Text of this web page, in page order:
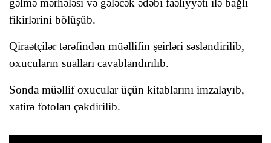
fikirlərini bölüşüb.
Qiraətçilər tərəfindən müəllifin şeirləri səsləndirilib,
oxucuların sualları cavablandırılıb.
Sonda müəllifoxucular üçün kitablarını imzalayıb,
xatirə fotoları çəkdirilib.